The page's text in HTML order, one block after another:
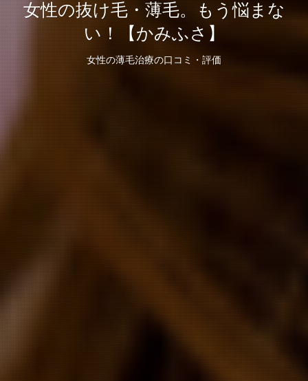
女性の抜け毛・薄毛。もう悩まな
い！【かみふさ】
女性の薄毛治療の口コミ・評価